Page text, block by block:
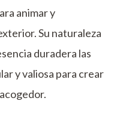
animar y
Su naturaleza
duradera las
y valiosa para crear